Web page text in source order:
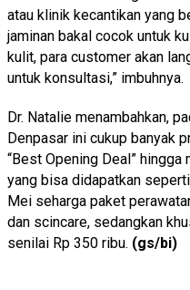
atau klinik kecantikan yang
jaminan bakal cocok untuk
kulit, para customer akan
untuk konsultasi,” imbuhnya.
Dr. Natalie menambahkan,
Denpasar ini cukup banyak
“Best Opening Deal”
yang bisa didapatkan
Mei seharga paket
dan scincare, sedangkan
senilai Rp 350 ribu. (gs/bi)